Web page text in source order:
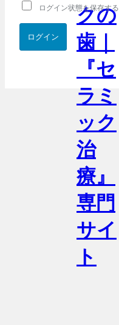
クの
歯｜
『セ
ラミ
ック
治
療』
専門
サイ
ト
ログイン状態を保存する